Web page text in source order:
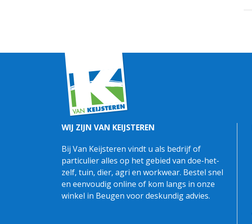
WIJ ZIJN VAN KEIJSTEREN
Bij Van Keijsteren vindt u als bedrijf of
particulier alles op het gebied van doe-het-
zelf, tuin, dier, agri en workwear. Bestel snel
en eenvoudig online of kom langs in onze
winkel in Beugen voor deskundig advies.